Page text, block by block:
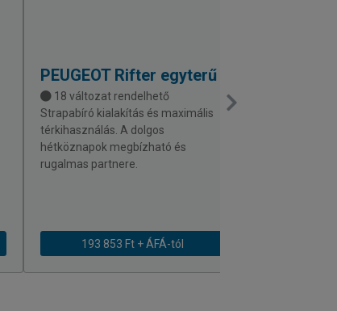
PEUGEOTRifter egyterű
18 változat rendelhető
Strapabíró kialakítás és maximális
térkihasználás. A dolgos
hétköznapok megbízható és
rugalmas partnere.
193 853 Ft + ÁFÁ-tól